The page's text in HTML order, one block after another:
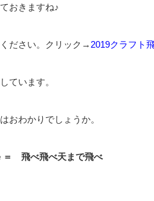
おきますね♪
ださい。クリック→ 2019クラフト
ています。
おわかりでしょうか。
＝ 飛べ飛べ天まで飛べ